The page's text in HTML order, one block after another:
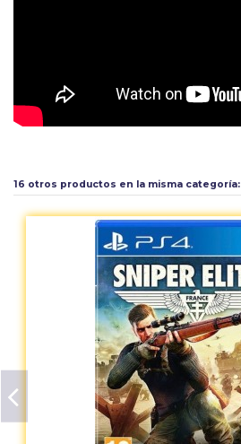
Tipo RPG
16 otros productos en la misma categoría: